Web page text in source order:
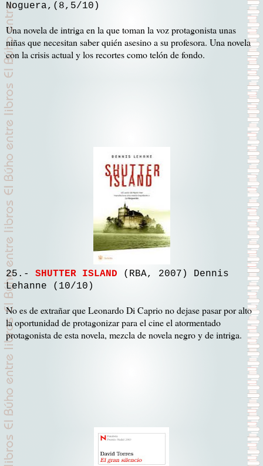
Noguera,(8,5/10)
Una novela de intriga en la que toman la voz protagonista unas
niñas que necesitan saber quién asesino a su profesora. Una novela
con la crisis actual y los recortes como telón de fondo.
25.- SHUTTER ISLAND (RBA, 2007) Dennis
Lehanne (10/10)
No es de extrañar que Leonardo Di Caprio no dejase pasar por alto
la oportunidad de protagonizar para el cine el atormentado
protagonista de esta novela, mezcla de novela negro y de intriga.